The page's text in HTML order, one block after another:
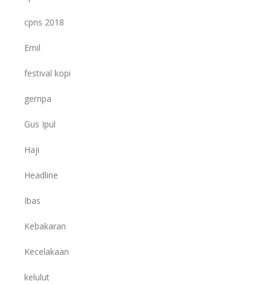
cpns 2018
Emil
festival kopi
gempa
Gus Ipul
Haji
Headline
Ibas
Kebakaran
Kecelakaan
kelulut